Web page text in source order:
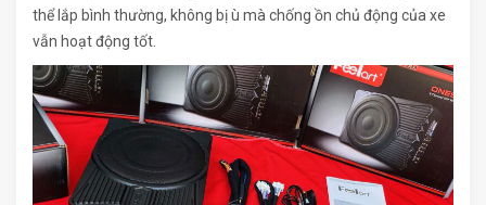
thể lắp bình thường, không bị ù mà chống ồn chủ động của xe
vẫn hoạt động tốt.